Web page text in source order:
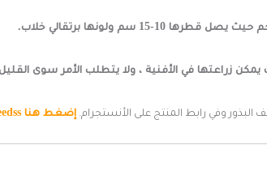
10-15 سم ولونها برتقالي خلاب.
زراعتها في الأفنية ، ولا يتطلب الأمر سوى
وفي رابط المنتج على الأنستجرام. إضغط هنا